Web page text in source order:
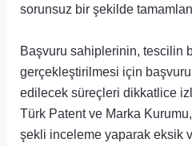
sorunsuz bir şekilde
Başvuru sahiplerinin, tescilin
gerçekleştirilmesi için
edilecek süreçleri dikkatlice
Türk Patent ve Marka
şekli inceleme yaparak eksik